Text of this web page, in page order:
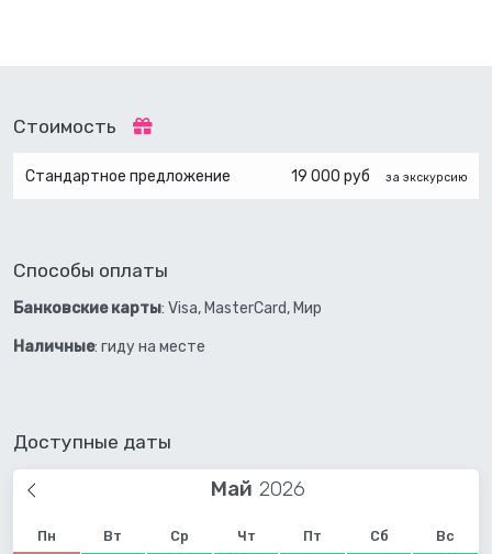
Стоимость
Стандартное предложение 19 000 руб за экскурсию
Способы оплаты
Банковские карты: Visa, MasterCard, Мир
Наличные: гиду на месте
Доступные даты
Май
Пн Вт Ср Чт Пт Сб Вс